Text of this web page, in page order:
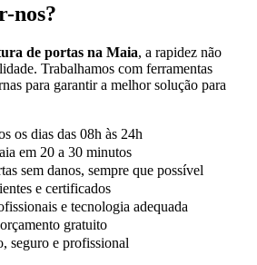
nos?
de portas na Maia, a rapidez não
Trabalhamos com ferramentas
para garantir a melhor solução para
os dias das 08h às 24h
em 20 a 30 minutos
sem danos, sempre que possível
e certificados
e tecnologia adequada
gratuito
seguro e profissional